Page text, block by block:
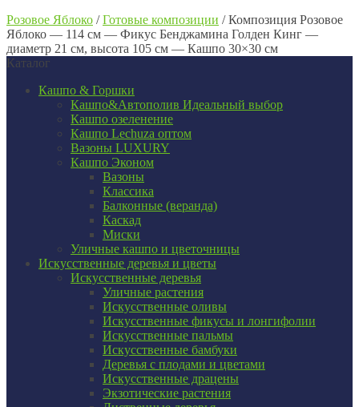
Розовое Яблоко /Готовые композиции /Композиция Розовое
Яблоко — 114 см — Фикус Бенджамина Голден Кинг —
диаметр 21 см, высота 105 см — Кашпо 30×30 см
Каталог
Кашпо & Горшки
Кашпо&Автополив Идеальный выбор
Кашпо озеленение
Кашпо Lechuza оптом
Вазоны LUXURY
Кашпо Эконом
Вазоны
Классика
Балконные (веранда)
Каскад
Миски
Уличные кашпо и цветочницы
Искусственные деревья и цветы
Искусственные деревья
Уличные растения
Искусственные оливы
Искусственные фикусы и лонгифолии
Искусственные пальмы
Искусственные бамбуки
Деревья с плодами и цветами
Искусственные драцены
Экзотические растения